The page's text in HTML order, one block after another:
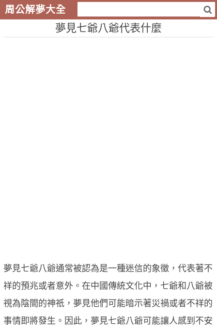
周公解夢大全
夢見七爺八爺代表什麼
夢見七爺八爺通常被認為是一種迷信的象徵，代表著不
祥的預兆或者意外。在中國傳統文化中，七爺和八爺被
視為陰間的神祇，夢見他們可能暗示著災禍或者不祥的
事情即將發生。因此，夢見七爺八爺可能讓人感到不安